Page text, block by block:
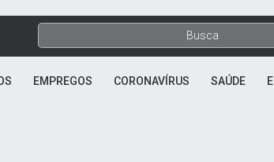
EMPREGOS CORONAVÍRUS SAÚDE